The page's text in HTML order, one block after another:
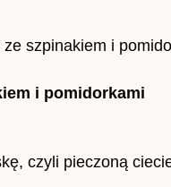
i pomidorkami